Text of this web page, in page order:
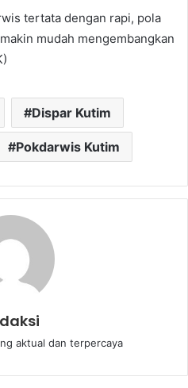
tertata dengan rapi, pola
mudah mengembangkan
Dispar Kutim
Pokdarwis Kutim
aktual dan terpercaya